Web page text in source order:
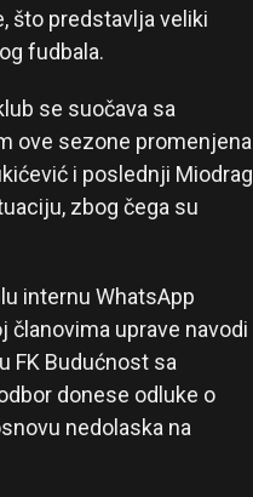
što predstavlja veliki
fudbala.
se suočava sa
ove sezone promenjena
i poslednji Miodrag
zbog čega su
internu WhatsApp
članovima uprave navodi
FK Budućnost sa
donese odluke o
nedolaska na